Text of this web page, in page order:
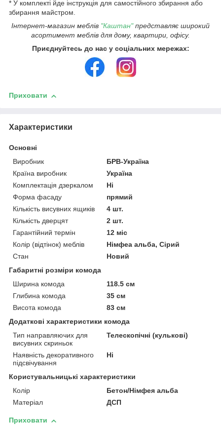
* У комплекті йде інструкція для самостійного збирання або
збирання майстром.
Інтернет-магазин меблів "Каштан"представляє широкий
асортимент меблів для дому, квартири, офісу.
Приєднуйтесь до нас у соціальних мережах:
Приховати
Характеристики
Основні
Виробник
БРВ-Україна
Країна виробник
Україна
Комплектація дзеркалом
Ні
Форма фасаду
прямий
Кількість висувних ящиків
4 шт.
Кількість дверцят
2 шт.
Гарантійний термін
12 міс
Колір (відтінок) меблів
Німфеа альба, Сірий
Стан
Новий
Габаритні розміри комода
Ширина комода
118.5 см
Глибина комода
35 см
Висота комода
83 см
Додаткові характеристики комода
Тип направляючих для
висувних скриньок
Телескопічні (кулькові)
Наявність декоративного
підсвічування
Ні
Користувальницькі характеристики
Колір
Бетон/Німфея альба
Матеріал
ДСП
Приховати